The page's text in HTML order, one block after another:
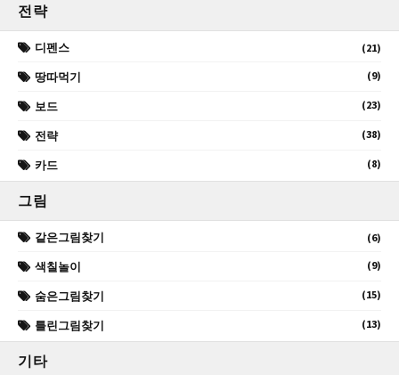
전략
디펜스 (21)
땅따먹기 (9)
보드 (23)
전략 (38)
카드 (8)
그림
같은그림찾기 (6)
색칠놀이 (9)
숨은그림찾기 (15)
틀린그림찾기 (13)
기타